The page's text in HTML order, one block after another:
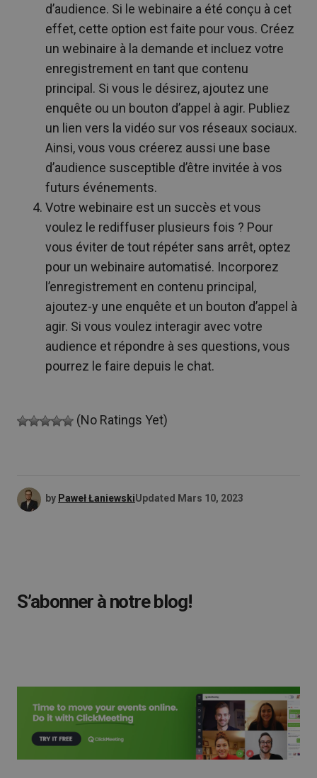
d’audience. Si le webinaire a été conçu à cet
effet, cette option est faite pour vous. Créez
un webinaire à la demande et incluez votre
enregistrement en tant que contenu
principal. Si vous le désirez, ajoutez une
enquête ou un bouton d’appel à agir. Publiez
un lien vers la vidéo sur vos réseaux sociaux.
Ainsi, vous vous créerez aussi une base
d’audience susceptible d’être invitée à vos
futurs événements.
Votre webinaire est un succès et vous
voulez le rediffuser plusieurs fois ? Pour
vous éviter de tout répéter sans arrêt, optez
pour un webinaire automatisé. Incorporez
l’enregistrement en contenu principal,
ajoutez-y une enquête et un bouton d’appel à
agir. Si vous voulez interagir avec votre
audience et répondre à ses questions, vous
pourrez le faire depuis le chat.
(No Ratings Yet)
by Paweł ŁaniewskiUpdated Mars 10, 2023
S’abonner à notre blog!